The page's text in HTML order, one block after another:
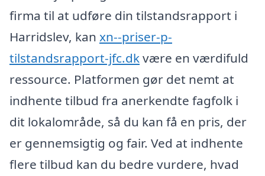
firma til at udføre din tilstandsrapport i
Harridslev, kan xn--priser-p-
tilstandsrapport-jfc.dkvære en værdifuld
ressource. Platformen gør det nemt at
indhente tilbud fra anerkendte fagfolk i
dit lokalområde, så du kan få en pris, der
er gennemsigtig og fair. Ved at indhente
flere tilbud kan du bedre vurdere, hvad